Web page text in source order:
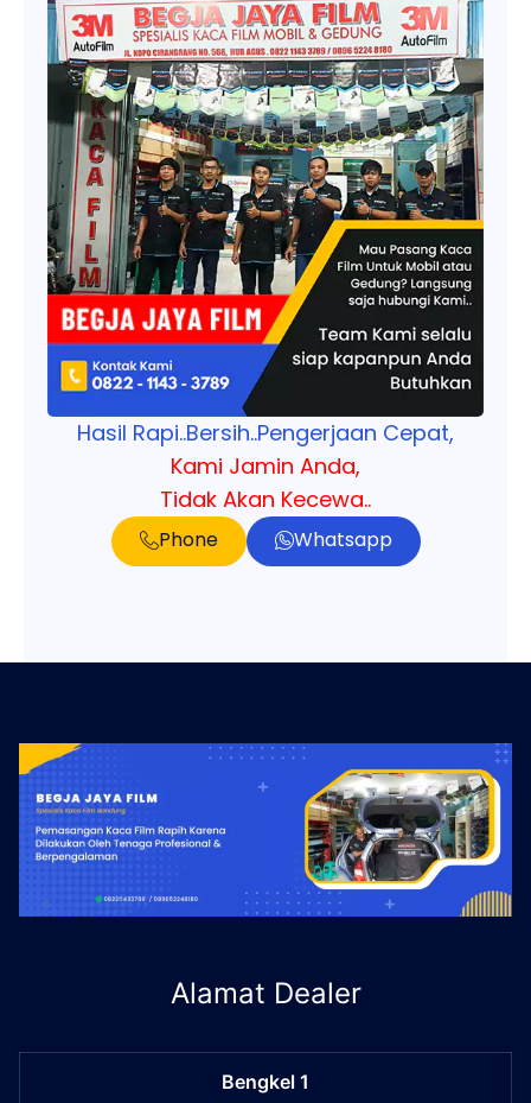
Hasil Rapi..Bersih..Pengerjaan Cepat,
Kami Jamin Anda,
Tidak Akan Kecewa..
Phone Whatsapp
Alamat Dealer
Bengkel 1